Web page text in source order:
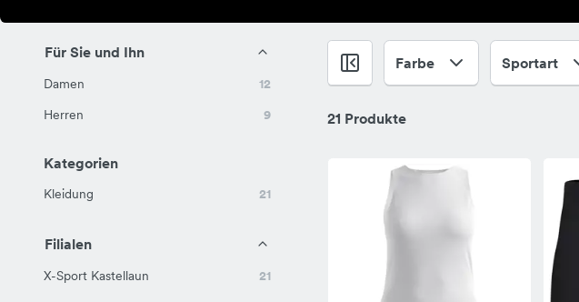
Für Sie und Ihn
Damen
12
Herren
9
Kategorien
Kleidung 21
Filialen
X-Sport Kastellaun 21
Farbe Sportart
21 Produkte